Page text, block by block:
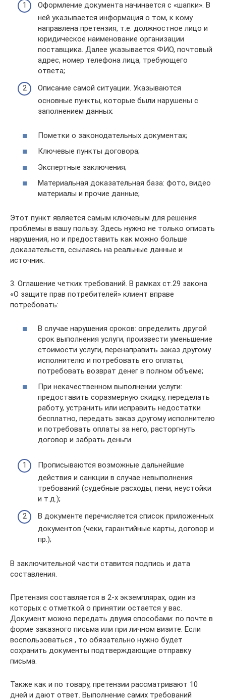
Оформление документа начинается с «шапки». В
ней указывается информация о том, к кому
направлена претензия, т.е. должностное лицо и
юридическое наименование организации
поставщика. Далее указывается ФИО, почтовый
адрес, номер телефона лица, требующего
ответа;
Описание самой ситуации. Указываются
основные пункты, которые были нарушены с
заполнением данных:
Пометки о законодательных документах;
Ключевые пункты договора;
Экспертные заключения;
Материальная доказательная база: фото, видео
материалы и прочие данные;
Этот пункт является самым ключевым для решения
проблемы в вашу пользу. Здесь нужно не только описать
нарушения, но и предоставить как можно больше
доказательств, ссылаясь на реальные данные и
источник.
3. Оглашение четких требований. В рамках ст.29 закона
«О защите прав потребителей» клиент вправе
потребовать:
В случае нарушения сроков: определить другой
срок выполнения услуги, произвести уменьшение
стоимости услуги, перенаправить заказ другому
исполнителю и потребовать его оплаты,
потребовать возврат денег в полном объеме;
При некачественном выполнении услуги:
предоставить соразмерную скидку, переделать
работу, устранить или исправить недостатки
бесплатно, передать заказ другому исполнителю
и потребовать оплаты за него, расторгнуть
договор и забрать деньги.
Прописываются возможные дальнейшие
действия и санкции в случае невыполнения
требований (судебные расходы, пени, неустойки
и т.д.);
В документе перечисляется список приложенных
документов (чеки, гарантийные карты, договор и
пр.);
В заключительной части ставится подпись и дата
составления.
Претензия составляется в 2-х экземплярах, один из
которых с отметкой о принятии остается у вас.
Документ можно передать двумя способами: по почте в
форме заказного письма или при личном визите. Если
воспользоваться , то обязательно нужно будет
сохранить документы подтверждающие отправку
письма.
Также как и по товару, претензии рассматривают 10
дней и дают ответ. Выполнение самих требований